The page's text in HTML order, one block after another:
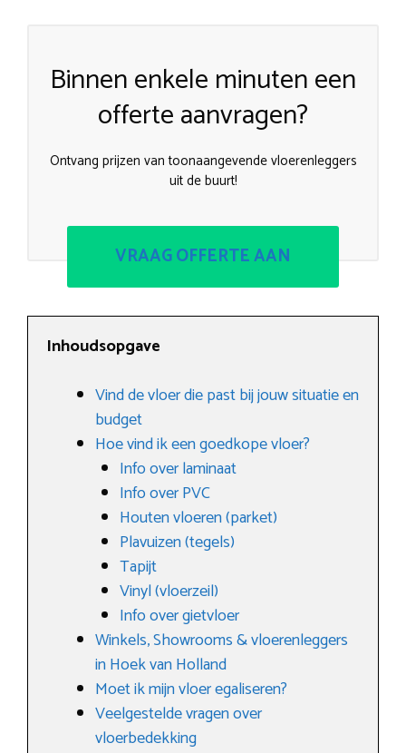
Binnen enkele minuten een
offerte aanvragen?
Ontvang prijzen van toonaangevende vloerenleggers
uit de buurt!
VRAAG OFFERTE AAN
Inhoudsopgave
Vind de vloer die past bij jouw situatie en
budget
Hoe vind ik een goedkope vloer?
Info over laminaat
Info over PVC
Houten vloeren (parket)
Plavuizen (tegels)
Tapijt
Vinyl (vloerzeil)
Info over gietvloer
Winkels, Showrooms & vloerenleggers
in Hoek van Holland
Moet ik mijn vloer egaliseren?
Veelgestelde vragen over
vloerbedekking